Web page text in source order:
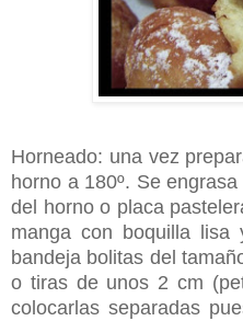
Horneado: una vez
horno a 180º. Se
del horno o placa
manga con boquilla
bandeja bolitas del
o tiras de unos 2 cm
colocarlas separadas